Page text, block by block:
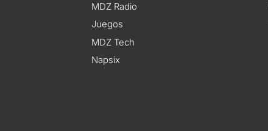
MDZ Radio
Juegos
MDZ Tech
Napsix